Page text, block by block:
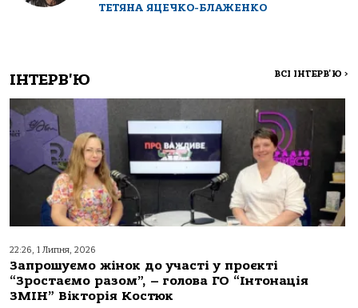
ТЕТЯНА ЯЦЕЧКО-БЛАЖЕНКО
ІНТЕРВ'Ю ВСІ ІНТЕРВ'Ю >
22:26, 1 Липня, 2026
Запрошуємо жінок до участі у проєкті
“Зростаємо разом”, – голова ГО “Інтонація
ЗМІН” Вікторія Костюк